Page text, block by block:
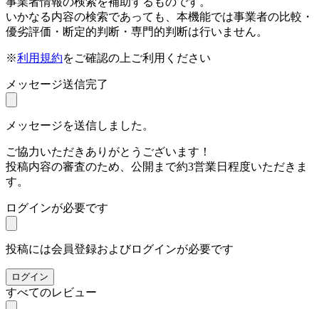
いかなる内容の検索であっても、本機能では事業者の比較・
優劣評価・断定的判断・専門的判断は行いません。
※利用規約をご確認の上ご利用ください
メッセージ送信完了
メッセージを送信しました。
ご協力いただきありがとうございます！
投稿内容の審査のため、公開まで約3営業日程度いただきま
す。
ログインが必要です
投稿には会員登録およびログインが必要です
ログイン
すべてのレビュー